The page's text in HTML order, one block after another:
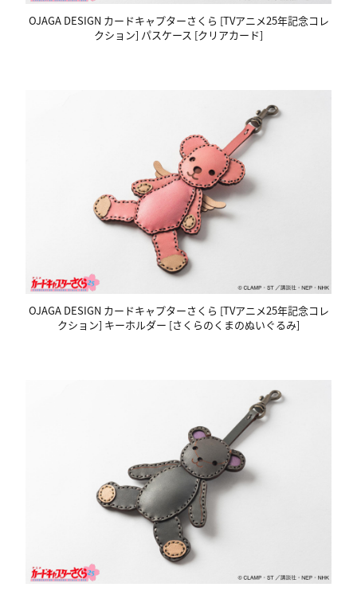
OJAGA DESIGN カードキャプターさくら [TVアニメ25年記念コレ
クション] パスケース [クリアカード]
OJAGA DESIGN カードキャプターさくら [TVアニメ25年記念コレ
クション] キーホルダー [さくらのくまのぬいぐるみ]